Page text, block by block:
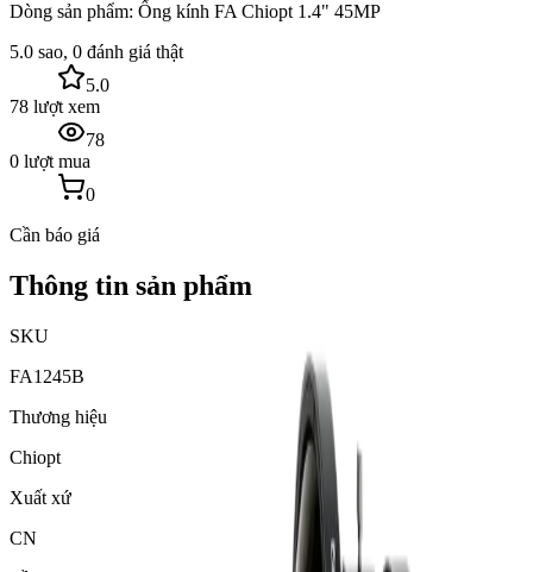
Dòng sản phẩm: Ống kính FA Chiopt 1.4" 45MP
5.0 sao, 0 đánh giá thật
5.0
78 lượt xem
78
0 lượt mua
0
Cần báo giá
Thông tin sản phẩm
SKU
FA1245B
Thương hiệu
Chiopt
Xuất xứ
CN